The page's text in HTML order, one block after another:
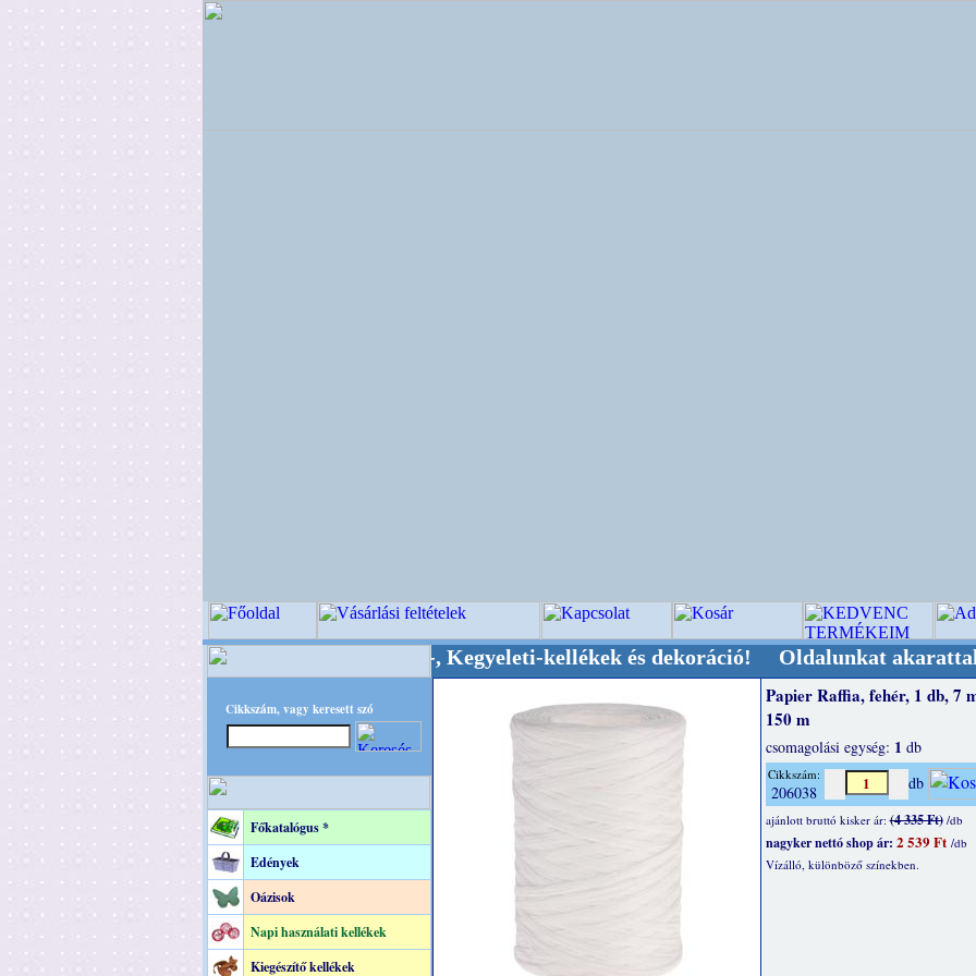
Cikkszám, vagy keresett szó
Főkatalógus *
Edények
Oázisok
Napi használati kellékek
Kiegészítő kellékek
Virágkötészeti-, Esküvői-, Kegyeleti-kellékek és dekoráció! Oldalunkat akarattal tartjuk
Papier Raffia, fehér, 1 db, 7
150 m
csomagolási egység: 1 db
Cikkszám:
206038 db
ajánlott bruttó kisker ár:(4 335 Ft)/db
nagyker nettó shop ár: 2 539 Ft /db
Vízálló, különböző színekben.